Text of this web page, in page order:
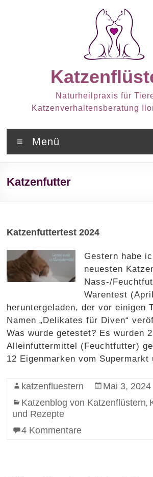
Naturheilpraxis für
Katzenverhaltensberatung
Menü
Katzenfutter
Katzenfuttertest 2024
Gestern habe
neuesten
Nass-/
Warentest
heruntergeladen, der vor einigen
Namen „Delikates für Diven“
Was wurde getestet? Es wurden
Alleinfuttermittel (Feuchtfutter)
12 Eigenmarken vom Supermarkt
katzenfluestern
Mai 3, 2024
Katzenblog von Katzenflüstern,
und Rezepte
4 Kommentare